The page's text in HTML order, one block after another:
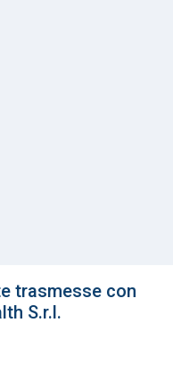
trasmesse con
S.r.l.